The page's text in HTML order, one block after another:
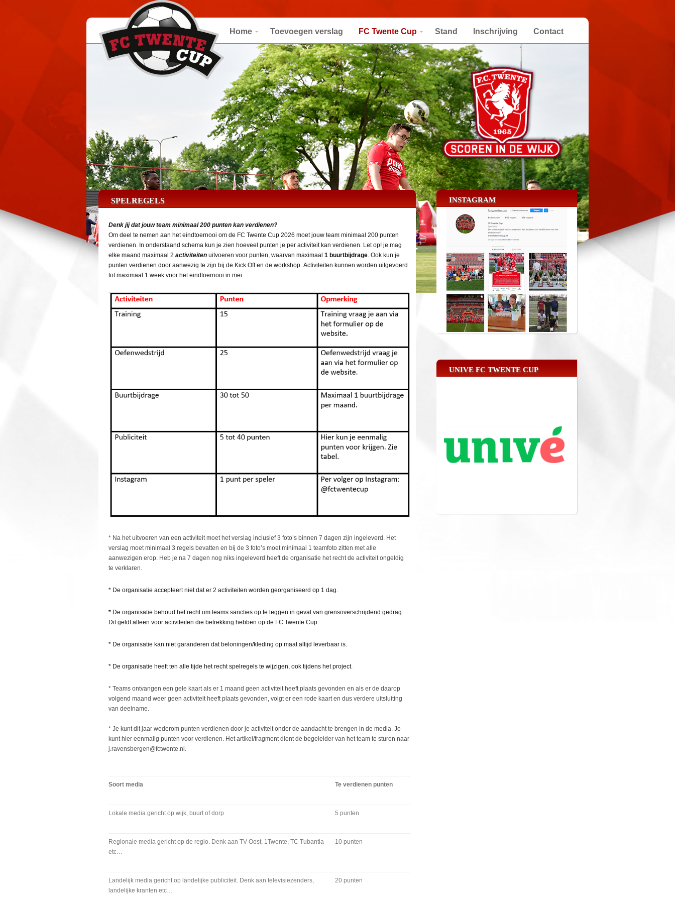
Home Toevoegen verslag FC Twente Cup Stand Inschrijving Contact
SPELREGELS
Denk jij dat jouw team minimaal 200 punten kan verdienen?
Om deel te nemen aan het eindtoernooi om de FC Twente Cup 2026 moet jouw team minimaal 200 punten
verdienen. In onderstaand schema kun je zien hoeveel punten je per activiteit kan verdienen. Let op! je mag
elke maand maximaal 2 activiteitenuitvoeren voor punten, waarvan maximaal 1 buurtbijdrage. Ook kun je
punten verdienen door aanwezig te zijn bij de Kick Off en de workshop. Activiteiten kunnen worden uitgevoerd
tot maximaal 1 week voor het eindtoernooi in mei.
* Na het uitvoeren van een activiteit moet het verslag inclusief 3 foto’s binnen 7 dagen zijn ingeleverd. Het
verslag moet minimaal 3 regels bevatten en bij de 3 foto’s moet minimaal 1 teamfoto zitten met alle
aanwezigen erop. Heb je na 7 dagen nog niks ingeleverd heeft de organisatie het recht de activiteit ongeldig
te verklaren.
* De organisatie accepteert niet dat er 2 activiteiten worden georganiseerd op 1 dag.
* De organisatie behoud het recht om teams sancties op te leggen in geval van grensoverschrijdend gedrag.
Dit geldt alleen voor activiteiten die betrekking hebben op de FC Twente Cup.
* De organisatie kan niet garanderen dat beloningen/kleding op maat altijd leverbaar is.
* De organisatie heeft ten alle tijde het recht spelregels te wijzigen, ook tijdens het project.
* Teams ontvangen een gele kaart als er 1 maand geen activiteit heeft plaats gevonden en als er de daarop
volgend maand weer geen activiteit heeft plaats gevonden, volgt er een rode kaart en dus verdere uitsluiting
van deelname.
* Je kunt dit jaar wederom punten verdienen door je activiteit onder de aandacht te brengen in de media. Je
kunt hier eenmalig punten voor verdienen. Het artikel/fragment dient de begeleider van het team te sturen naar
j.ravensbergen@fctwente.nl.
Soort media Te verdienen punten
Lokale media gericht op wijk, buurt of dorp 5 punten
Regionale media gericht op de regio. Denk aan TV Oost, 1Twente, TC Tubantia
etc…
10 punten
Landelijk media gericht op landelijke publiciteit. Denk aan televisiezenders,
landelijke kranten etc…
20 punten
INSTAGRAM
UNIVE FC TWENTE CUP